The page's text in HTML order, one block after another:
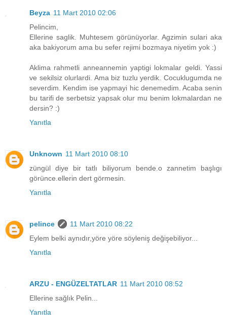
Beyza 11 Mart 2010 02:06
Pelincim,
Ellerine saglik. Muhtesem görünüyorlar. Agzimin sulari aka
aka bakiyorum ama bu sefer rejimi bozmaya niyetim yok :)
Aklima rahmetli anneannemin yaptigi lokmalar geldi. Yassi
ve sekilsiz olurlardi. Ama biz tuzlu yerdik. Cocuklugumda ne
severdim. Kendim ise yapmayi hic denemedim. Acaba senin
bu tarifi de serbetsiz yapsak olur mu benim lokmalardan ne
dersin? :)
Yanıtla
Unknown 11 Mart 2010 08:10
züngül diye bir tatlı biliyorum bende.o zannetim başlıgı
görünce.ellerin dert görmesin.
Yanıtla
pelince
11 Mart 2010 08:22
Eylem belki aynıdır,yöre yöre söyleniş değişebiliyor...
Yanıtla
ARZU - ENGÜZELTATLAR 11 Mart 2010 08:52
Ellerine sağlık Pelin...
Yanıtla